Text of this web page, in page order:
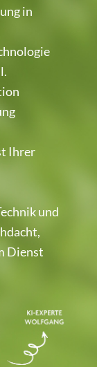
in
Ihrer
und
Dienst